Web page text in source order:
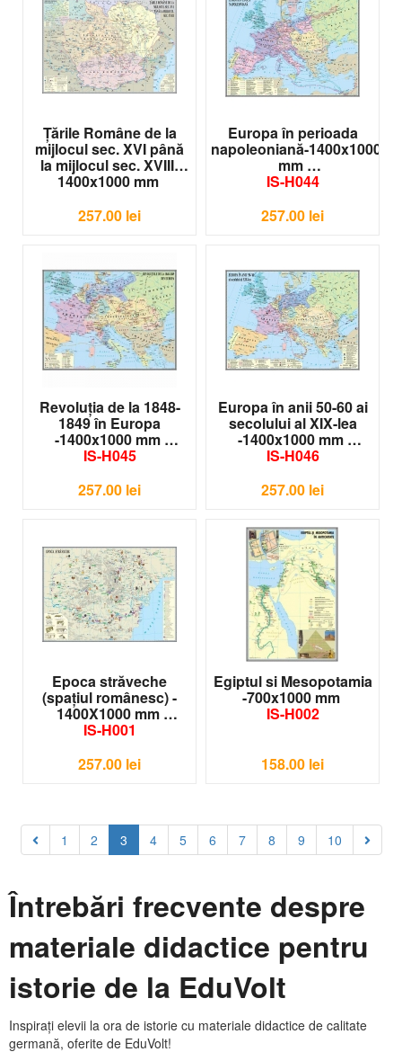
Ţările Române de la
mijlocul sec. XVI până
la mijlocul sec. XVIII-
1400x1000 mm
257.00 lei
Europa în perioada
napoleoniană-1400x1000
mm
IS-H044
257.00 lei
Revoluţia de la 1848-
1849 în Europa
-1400x1000 mm
IS-H045
257.00 lei
Europa în anii 50-60 ai
secolului al XIX-lea
-1400x1000 mm
IS-H046
257.00 lei
Epoca străveche
(spaţiul românesc) -
1400X1000 mm
IS-H001
257.00 lei
Egiptul si Mesopotamia
-700x1000 mm
IS-H002
158.00 lei
1 2 3 4 5 6 7 8 9 10
Întrebări frecvente despre
materiale didactice pentru
istorie de la EduVolt
Inspirați elevii la ora de istorie cu materiale didactice de calitate
germană, oferite de EduVolt!